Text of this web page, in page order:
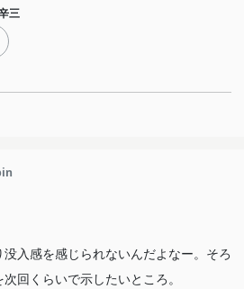
三
入感を感じられないんだよなー。そろ
回くらいで示したいところ。